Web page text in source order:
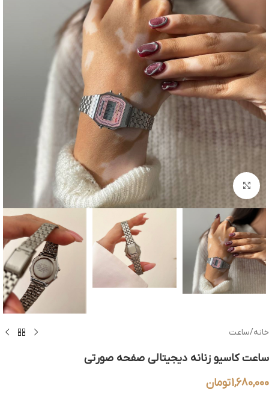
بزرگنمایی تصویر
خانه/ساعت
ساعت کاسیو زنانه دیجیتالی صفحه صورتی
1,680,000تومان